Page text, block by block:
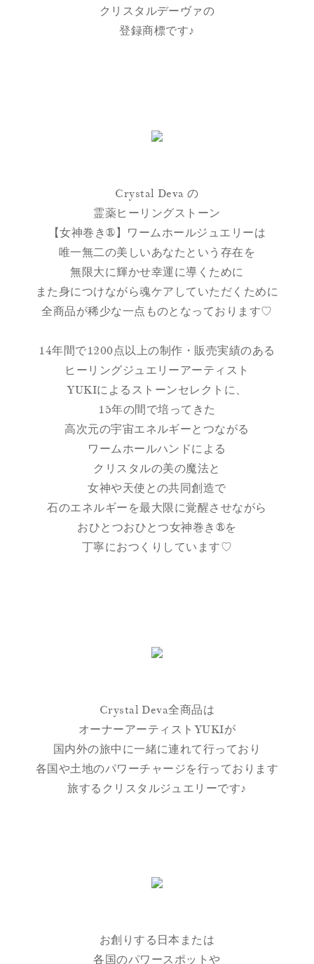
クリスタルデーヴァの
登録商標です♪
Crystal Deva の
霊薬ヒーリングストーン
【女神巻き®】ワームホールジュエリーは
唯一無二の美しいあなたという存在を
無限大に輝かせ幸運に導くために
また身につけながら魂ケアしていただくために
全商品が稀少な一点ものとなっております♡
14年間で1200点以上の制作・販売実績のある
ヒーリングジュエリーアーティスト
YUKIによるストーンセレクトに、
15年の間で培ってきた
高次元の宇宙エネルギーとつながる
ワームホールハンドによる
クリスタルの美の魔法と
女神や天使との共同創造で
石のエネルギーを最大限に覚醒させながら
おひとつおひとつ女神巻き®を
丁寧におつくりしています♡
Crystal Deva全商品は
オーナーアーティストYUKIが
国内外の旅中に一緒に連れて行っており
各国や土地のパワーチャージを行っております
旅するクリスタルジュエリーです♪
お創りする日本または
各国のパワースポットや